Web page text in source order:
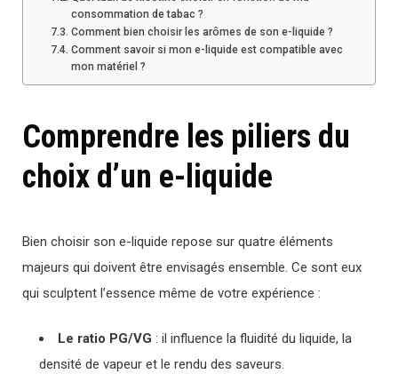
consommation de tabac ?
Comment bien choisir les arômes de son e-liquide ?
Comment savoir si mon e-liquide est compatible avec
mon matériel ?
Comprendre les piliers du
choix d’un e-liquide
Bien choisir son e-liquide repose sur quatre éléments
majeurs qui doivent être envisagés ensemble. Ce sont eux
qui sculptent l’essence même de votre expérience :
Le ratio PG/VG : il influence la fluidité du liquide, la
densité de vapeur et le rendu des saveurs.